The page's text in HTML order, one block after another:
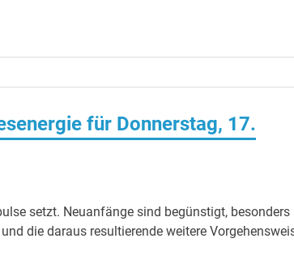
für Donnerstag, 17.
setzt. Neuanfänge sind begünstigt, besonders
die daraus resultierende weitere